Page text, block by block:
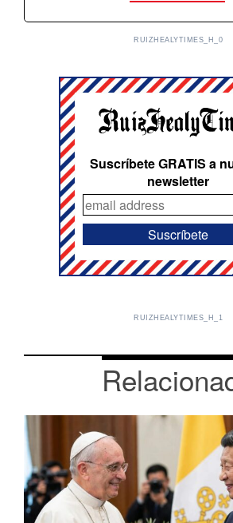
RUIZHEALYTIMES_H_0
Suscríbete GRATIS a
newsletter
RUIZHEALYTIMES_H_1